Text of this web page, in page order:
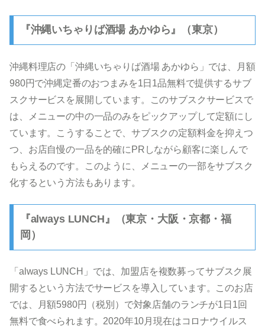
『沖縄いちゃりば酒場 あかゆら』（東京）
沖縄料理店の「沖縄いちゃりば酒場 あかゆら」では、月額
980円で沖縄定番のおつまみを1日1品無料で提供するサブ
スクサービスを展開しています。このサブスクサービスで
は、メニューの中の一品のみをピックアップして定額にし
ています。こうすることで、サブスクの定額料金を抑えつ
つ、お店自慢の一品を的確にPRしながら顧客に楽しんで
もらえるのです。このように、メニューの一部をサブスク
化するという方法もあります。
『always LUNCH』（東京・大阪・京都・福
岡）
「always LUNCH」では、加盟店を複数募ってサブスク展
開するという方法でサービスを導入しています。このお店
では、月額5980円（税別）で対象店舗のランチが1日1回
無料で食べられます。2020年10月現在はコロナウイルス